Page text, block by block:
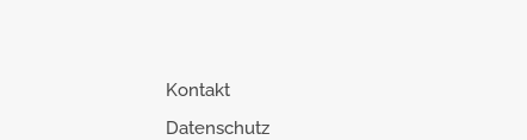
Kontakt
Datenschutz